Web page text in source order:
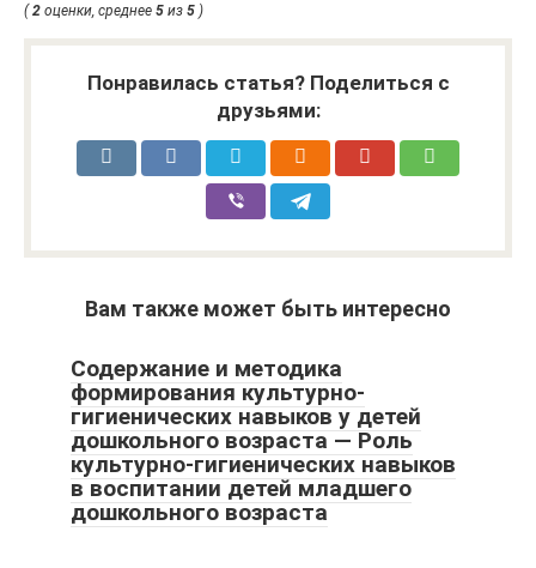
(2 оценки, среднее 5 из 5 )
Понравилась статья? Поделиться с
друзьями:
Вам также может быть интересно
Cодержание и методика
формирования культурно-
гигиенических навыков у детей
дошкольного возраста — Роль
культурно-гигиенических навыков
в воспитании детей младшего
дошкольного возраста